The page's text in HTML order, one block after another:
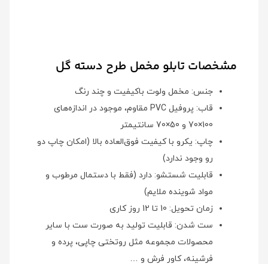
مشخصات تابلو مخمل طرح دسته گل
جنس: مخمل ولوت باکیفیت و چند رنگ
قاب: پروفیل PVC مقاوم، موجود در اندازه‌های
100×70 و 50×70 سانتیمتر
چاپ: یکرو با کیفیت فوق‌العاده بالا (امکان چاپ دو
رو وجود ندارد)
قابلیت شستشو: دارد (فقط با دستمال مرطوب و
مواد شوینده ملایم)
زمان تحویل: 10 تا 12 روز کاری
ست شدن: قابلیت تولید به صورت ست با سایر
محصولات مجموعه مثل روتختی چاپی، پرده و
فرشینه، کاور فرش و …